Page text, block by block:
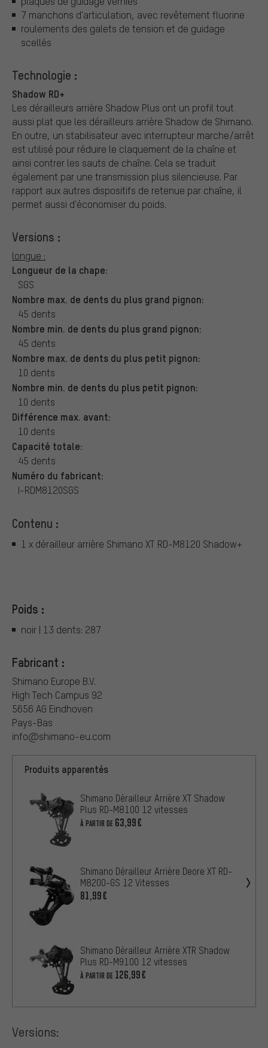
7 manchons d'articulation, avec revêtement fluorine
roulements des galets de tension et de guidage
scellés
Technologie :
Shadow RD+
Les dérailleurs arrière Shadow Plus ont un profil tout
aussi plat que les dérailleurs arrière Shadow de Shimano.
En outre, un stabilisateur avec interrupteur marche/arrêt
est utilisé pour réduire le claquement de la chaîne et
ainsi contrer les sauts de chaîne. Cela se traduit
également par une transmission plus silencieuse. Par
rapport aux autres dispositifs de retenue par chaîne, il
permet aussi d'économiser du poids.
Versions :
longue :
Longueur de la chape:
SGS
Nombre max. de dents du plus grand pignon:
45 dents
Nombre min. de dents du plus grand pignon:
45 dents
Nombre max. de dents du plus petit pignon:
10 dents
Nombre min. de dents du plus petit pignon:
10 dents
Différence max. avant:
10 dents
Capacité totale:
45 dents
Numéro du fabricant:
I-RDM8120SGS
Contenu :
1 x dérailleur arrière Shimano XT RD-M8120 Shadow+
Poids :
noir | 13 dents: 287
Fabricant :
Shimano Europe B.V.
High Tech Campus 92
5656 AG Eindhoven
Pays-Bas
info@shimano-eu.com
Produits apparentés
Shimano Dérailleur Arrière XT Shadow
Plus RD-M8100 12 vitesses
À PARTIR DE 63,99€
Shimano Dérailleur Arrière Deore XT RD-
M8200-GS 12 Vitesses
81,99€
Shimano Dérailleur Arrière XTR Shadow
Plus RD-M9100 12 vitesses
À PARTIR DE 126,99€
Versions: